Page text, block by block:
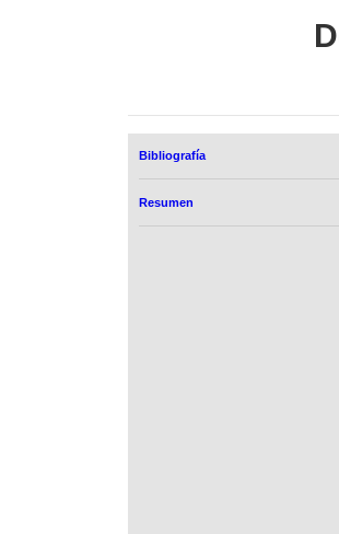
Bibliografía
Resumen